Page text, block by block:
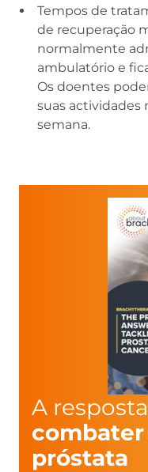
Tempos de
de recuperação
normalmente
ambulatório e
Os doentes
suas actividades
semana.
A
combater
próstata